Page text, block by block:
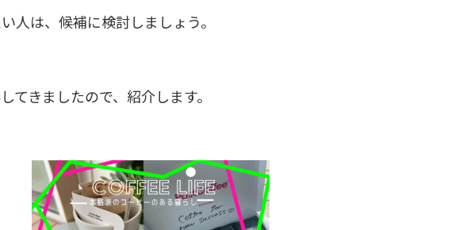
人は、候補に検討しましょう。
てきましたので、紹介します。